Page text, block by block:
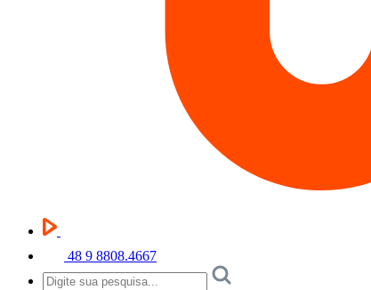
48 9 8808.4667